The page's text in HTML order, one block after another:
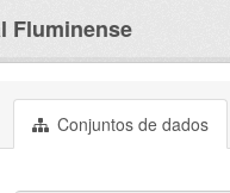
Fluminense
Conjuntos de dados